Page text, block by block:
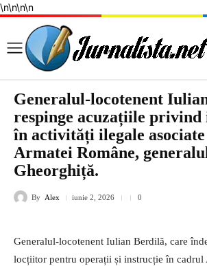
\n\n\n\n
Generalul-locotenent
respinge acuzațiile privind
în activități ilegale asociate
Armatei Române,
Gheorghiță.
By Alex iunie 2, 2026 0
Generalul-locotenent Iulian Berdilă, care
locțiitor pentru operații și instrucție în cadrul